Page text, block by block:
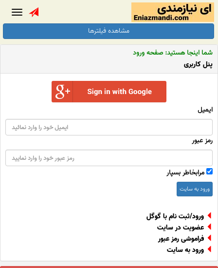
مشاهده فیلترها
شما اینجا هستید: صفحه ورود
پنل کاربری
ایمیل
رمز عبور
مرابخاطر بسپار
ورود به سایت
ورود/ثبت نام با گوگل
عضویت در سایت
فراموشی رمز عبور
ورود به سایت